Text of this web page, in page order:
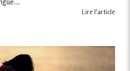
Lire l'article